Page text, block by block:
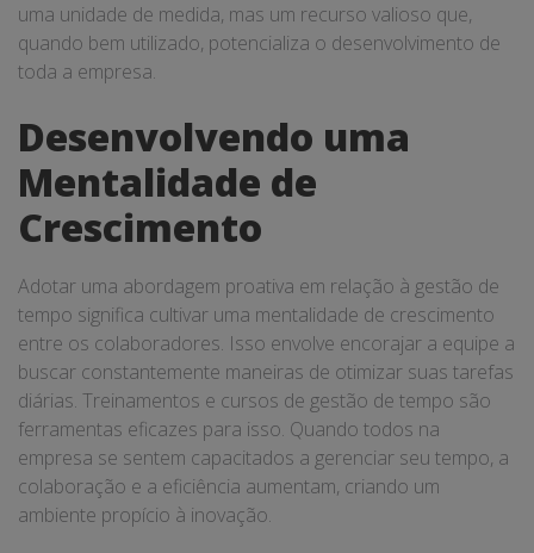
uma unidade de medida, mas um recurso valioso que,
quando bem utilizado, potencializa o desenvolvimento de
toda a empresa.
Desenvolvendo uma
Mentalidade de
Crescimento
Adotar uma abordagem proativa em relação à gestão de
tempo significa cultivar uma mentalidade de crescimento
entre os colaboradores. Isso envolve encorajar a equipe a
buscar constantemente maneiras de otimizar suas tarefas
diárias. Treinamentos e cursos de gestão de tempo são
ferramentas eficazes para isso. Quando todos na
empresa se sentem capacitados a gerenciar seu tempo, a
colaboração e a eficiência aumentam, criando um
ambiente propício à inovação.